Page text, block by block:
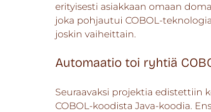
erityisesti asiakkaan omaan
joka pohjautui COBOL-
joskin vaiheittain.
Automaatio toi ryhtiä
Seuraavaksi projektia edistettiin
COBOL-koodista Java-koodia.